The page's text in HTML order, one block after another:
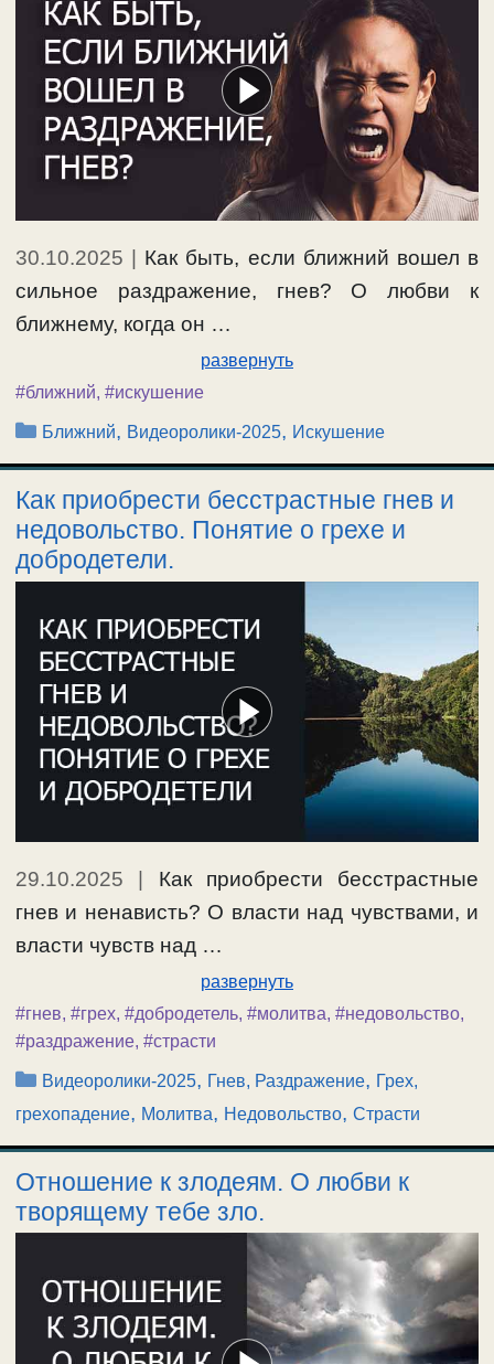
30.10.2025
Как быть, если ближний вошел в
сильное раздражение, гнев? О любви к
ближнему, когда он …
развернуть
#ближний, #искушение
Рубрики
Ближний, Видеоролики-2025, Искушение
Как приобрести бесстрастные гнев и
недовольство. Понятие о грехе и
добродетели.
29.10.2025 | Как приобрести бесстрастные
гнев и ненависть? О власти над чувствами, и
власти чувств над …
развернуть
#гнев, #грех, #добродетель, #молитва, #недовольство,
#раздражение, #страсти
Рубрики
Видеоролики-2025, Гнев, Раздражение, Грех,
грехопадение, Молитва, Недовольство, Страсти
Отношение к злодеям. О любви к
творящему тебе зло.